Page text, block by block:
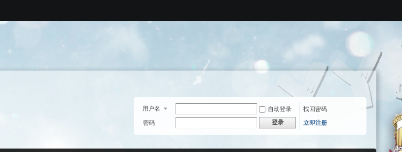
用户名 自动登录
找回密码
密码
登录 立即注册